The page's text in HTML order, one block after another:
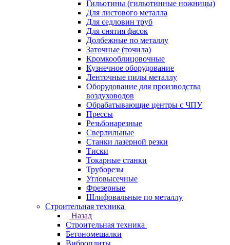
Гильотины (гильотинные ножницы)
Для листового металла
Для седловин труб
Для снятия фасок
Долбежные по металлу
Заточные (точила)
Кромкооблицовочные
Кузнечное оборудование
Ленточные пилы металлу
Оборудование для производства
воздуховодов
Обрабатывающие центры с ЧПУ
Прессы
Резьбонарезные
Сверлильные
Станки лазерной резки
Тиски
Токарные станки
Труборезы
Угловысечные
Фрезерные
Шлифовальные по металлу
Строительная техника
Назад
Строительная техника
Бетономешалки
Виброплиты